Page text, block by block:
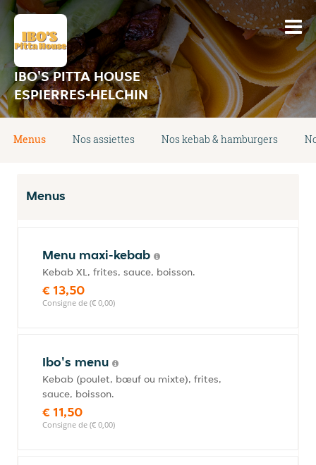
IBO'S PITTA HOUSE
ESPIERRES-HELCHIN
Menus Nos assiettes Nos kebab & hamburgers
Menus
Menu maxi-kebab
Kebab XL, frites, sauce, boisson.
€ 13,50
Consigne de (€ 0,00)
Ibo's menu
Kebab (poulet, bœuf ou mixte), frites,
sauce, boisson.
€ 11,50
Consigne de (€ 0,00)